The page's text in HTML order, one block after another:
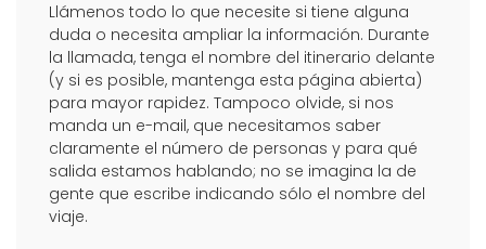
Llámenos todo lo que necesite si tiene alguna
duda o necesita ampliar la información. Durante
la llamada, tenga el nombre del itinerario delante
(y si es posible, mantenga esta página abierta)
para mayor rapidez. Tampoco olvide, si nos
manda un e-mail, que necesitamos saber
claramente el número de personas y para qué
salida estamos hablando; no se imagina la de
gente que escribe indicando sólo el nombre del
viaje.